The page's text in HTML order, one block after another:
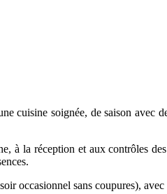
cuisine soignée, de saison avec
à la réception et aux contrôles
occasionnel sans coupures),